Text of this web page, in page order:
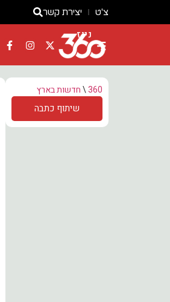
צ'ט יצירת קשר
ניוז
360
\חדשות בארץ
שיתוף כתבה